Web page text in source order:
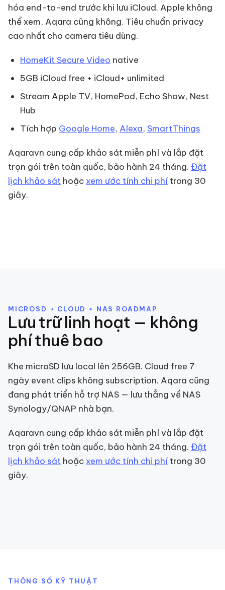
hóa end-to-end trước khi lưu iCloud. Apple không
thể xem, Aqara cũng không. Tiêu chuẩn privacy
cao nhất cho camera tiêu dùng.
HomeKit Secure Video native
5GB iCloud free + iCloud+ unlimited
Stream Apple TV, HomePod, Echo Show, Nest
Hub
Tích hợp Google Home, Alexa, SmartThings
Aqaravn cung cấp khảo sát miễn phí và lắp đặt
trọn gói trên toàn quốc, bảo hành 24 tháng. Đặt
lịch khảo sát hoặc xem ước tính chi phí trong 30
giây.
MICROSD + CLOUD + NAS ROADMAP
Lưu trữ linh hoạt — không
phí thuê bao
Khe microSD lưu local lên 256GB. Cloud free 7
ngày event clips không subscription. Aqara cũng
đang phát triển hỗ trợ NAS — lưu thẳng về NAS
Synology/QNAP nhà bạn.
Aqaravn cung cấp khảo sát miễn phí và lắp đặt
trọn gói trên toàn quốc, bảo hành 24 tháng. Đặt
lịch khảo sát hoặc xem ước tính chi phí trong 30
giây.
THÔNG SỐ KỸ THUẬT